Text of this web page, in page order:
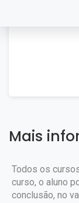
Mais
Todos os
curso, o aluno
conclusão, no